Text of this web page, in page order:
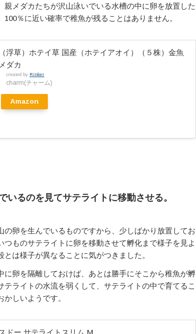
親メダカたちが沢山泳いでいる水槽の中に卵を放置した
％に近い確率で稚魚が残ることはありません。
（浮草）ホテイ草 国産（ホテイアオイ）（５株）金魚
メダカ
created by Rinker
charm(チャーム)
Amazon
いるのを見てサテライトに移動させる。
の卵を生んでいるものですから、少しばかり放置してお
つものサテライトに卵を移動させて孵化まで様子を見よ
は様子が異なることに気がつきました。
に卵を隔離しておけば、あとは勝手にそこから稚魚が孵
ライトの水流を弱くして、サテライトの中で育てるこ
しいようです。
スドー サテライトスリム M